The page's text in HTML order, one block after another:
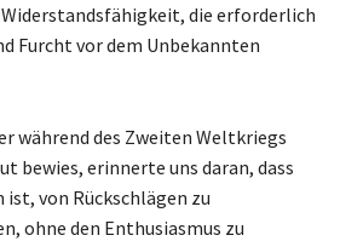
die erforderlich
Furcht vor dem Unbekannten
während des Zweiten Weltkriegs
bewies, erinnerte uns daran, dass
ist, von Rückschlägen zu
ohne den Enthusiasmus zu